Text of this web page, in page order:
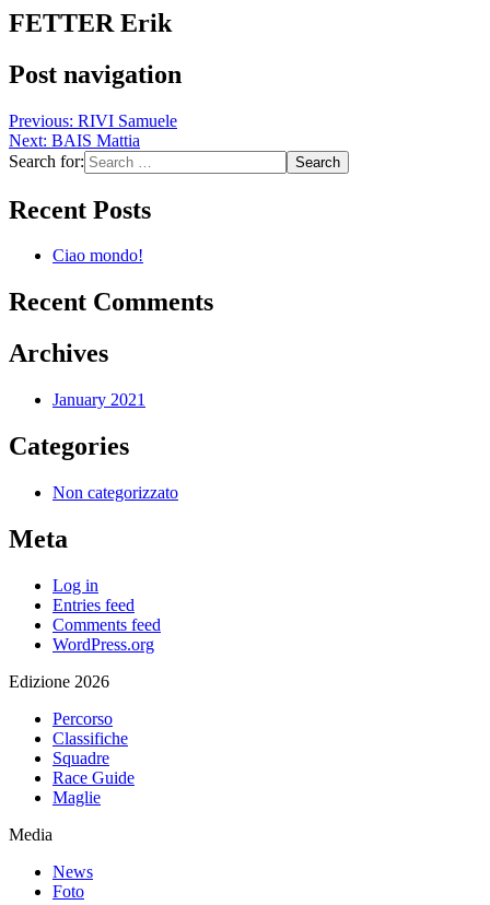
FETTER Erik
Post navigation
Previous: RIVI Samuele
Next: BAIS Mattia
Search for:
Recent Posts
Ciao mondo!
Recent Comments
Archives
January 2021
Categories
Non categorizzato
Meta
Log in
Entries feed
Comments feed
WordPress.org
Edizione 2026
Percorso
Classifiche
Squadre
Race Guide
Maglie
Media
News
Foto